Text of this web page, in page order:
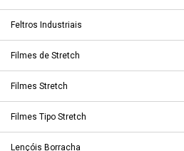
Feltros Industriais
Filmes de Stretch
Filmes Stretch
Filmes Tipo Stretch
Lençóis Borracha